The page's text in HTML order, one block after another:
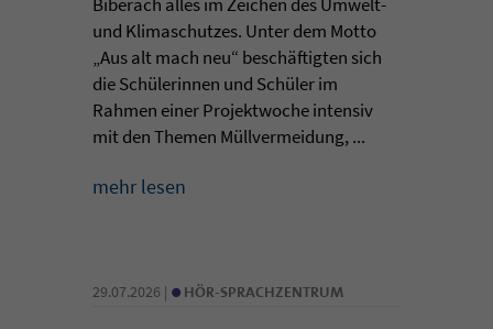
und Klimaschutzes. Unter dem Motto
„Aus alt mach neu“ beschäftigten sich
die Schülerinnen und Schüler im
Rahmen einer Projektwoche intensiv
mit den Themen Müllvermeidung, ...
mehr lesen
29.07.2026 | • HÖR-SPRACHZENTRUM